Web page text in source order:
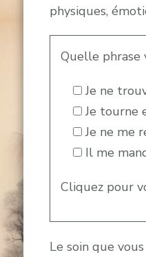
physiques,
Quelle phrase
Je ne
Je tourne
Je ne me
Il me
Cliquez pour
Le soin que